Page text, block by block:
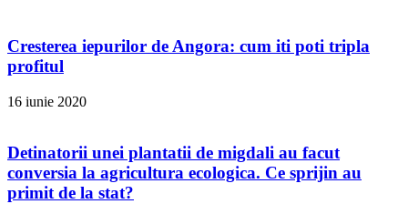
Cresterea iepurilor de Angora: cum iti poti tripla
profitul
16 iunie 2020
Detinatorii unei plantatii de migdali au facut
conversia la agricultura ecologica. Ce sprijin au
primit de la stat?